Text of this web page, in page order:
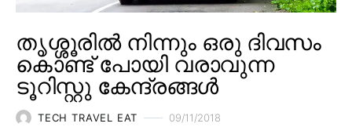
തൃശ്ശൂരിൽ നിന്നും ഒരു ദിവസം
കൊണ്ട് പോയി വരാവുന്ന
ടൂറിസ്റ്റു കേന്ദ്രങ്ങൾ
TECH TRAVEL EAT 09/11/2018